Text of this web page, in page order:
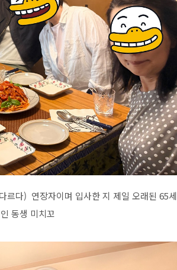
르다) 연장자이며 입사한 지 제일 오래된 65세
동생 미치꼬